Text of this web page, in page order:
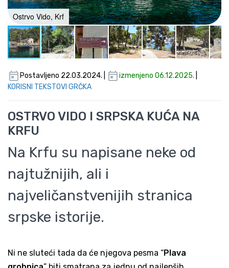
Ostrvo Vido, Krf
Postavljeno 22.03.2024. | izmenjeno 06.12.2025.
KORISNI TEKSTOVI GRČKA
OSTRVO VIDO I SRPSKA KUĆA NA
KRFU
Na Krfu su napisane neke od
najtužnijih, ali i
najveličanstvenijih stranica
srpske istorije.
Ni ne sluteći tada da će njegova pesma “Plava